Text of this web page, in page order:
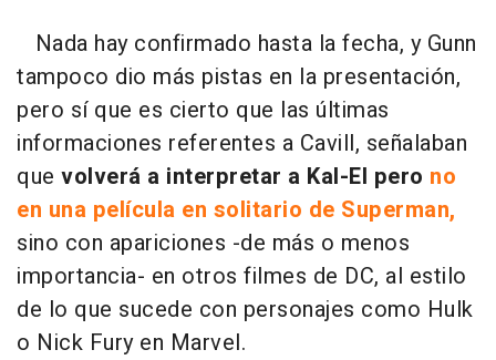
Nada hay confirmado hasta la fecha, y Gunn
tampoco dio más pistas en la presentación,
pero sí que es cierto que las últimas
informaciones referentes a Cavill, señalaban
que volverá a interpretar a Kal-El pero no
en una película en solitario de Superman,
sino con apariciones -de más o menos
importancia- en otros filmes de DC, al estilo
de lo que sucede con personajes como Hulk
o Nick Fury en Marvel.